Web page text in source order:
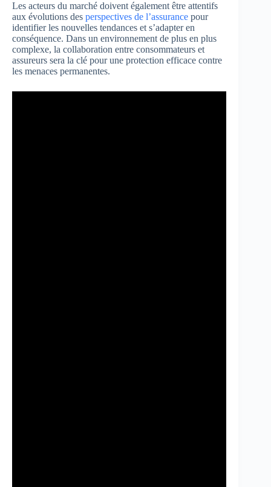
Les acteurs du marché doivent également être attentifs
aux évolutions des perspectives de l’assurance pour
identifier les nouvelles tendances et s’adapter en
conséquence. Dans un environnement de plus en plus
complexe, la collaboration entre consommateurs et
assureurs sera la clé pour une protection efficace contre
les menaces permanentes.